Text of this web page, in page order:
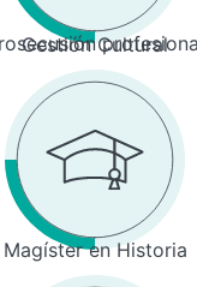
Gestión Cultural
Magíster en Historia